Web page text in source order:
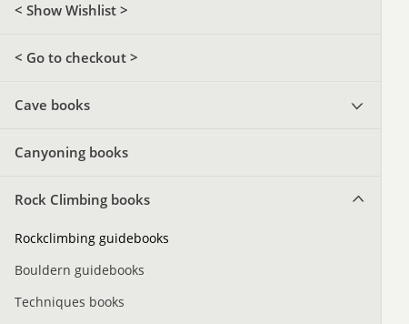
< Show Wishlist >
< Go to checkout >
Cave books
Canyoning books
Rock Climbing books
Rockclimbing guidebooks
Bouldern guidebooks
Techniques books